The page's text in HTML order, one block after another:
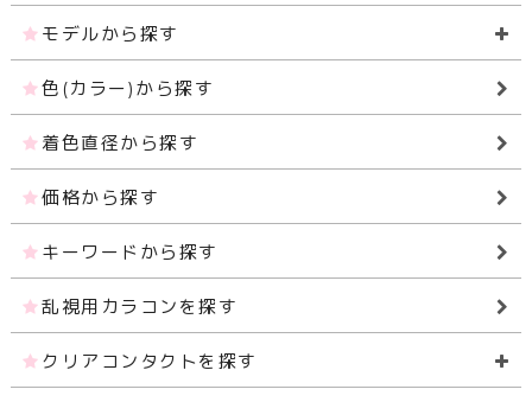
モデルから探す
色(カラー)から探す
着色直径から探す
価格から探す
キーワードから探す
乱視用カラコンを探す
クリアコンタクトを探す